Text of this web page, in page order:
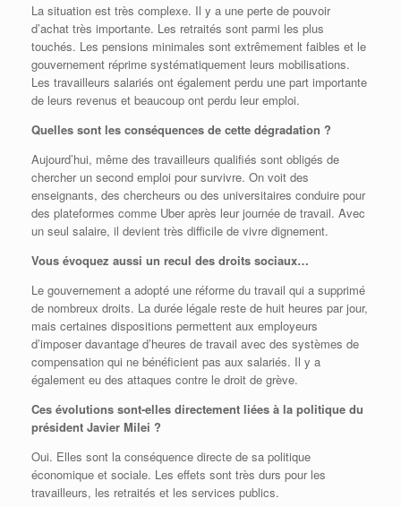
La situation est très complexe. Il y a une perte de pouvoir
d’achat très importante. Les retraités sont parmi les plus
touchés. Les pensions minimales sont extrêmement faibles et le
gouvernement réprime systématiquement leurs mobilisations.
Les travailleurs salariés ont également perdu une part importante
de leurs revenus et beaucoup ont perdu leur emploi.
Quelles sont les conséquences de cette dégradation ?
Aujourd’hui, même des travailleurs qualifiés sont obligés de
chercher un second emploi pour survivre. On voit des
enseignants, des chercheurs ou des universitaires conduire pour
des plateformes comme Uber après leur journée de travail. Avec
un seul salaire, il devient très difficile de vivre dignement.
Vous évoquez aussi un recul des droits sociaux…
Le gouvernement a adopté une réforme du travail qui a supprimé
de nombreux droits. La durée légale reste de huit heures par jour,
mais certaines dispositions permettent aux employeurs
d’imposer davantage d’heures de travail avec des systèmes de
compensation qui ne bénéficient pas aux salariés. Il y a
également eu des attaques contre le droit de grève.
Ces évolutions sont-elles directement liées à la politique du
président Javier Milei ?
Oui. Elles sont la conséquence directe de sa politique
économique et sociale. Les effets sont très durs pour les
travailleurs, les retraités et les services publics.